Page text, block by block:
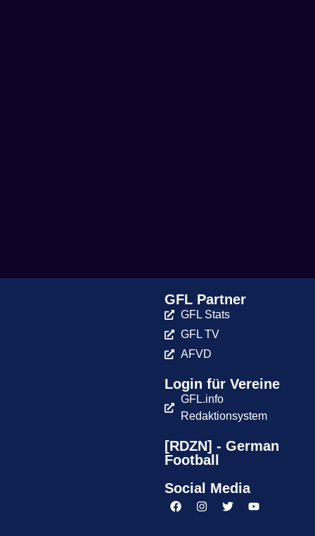
GFL Partner
GFL Stats
GFL TV
AFVD
Login für Vereine
GFL.info
Redaktionsystem
[RDZN] - German
Football
Social Media